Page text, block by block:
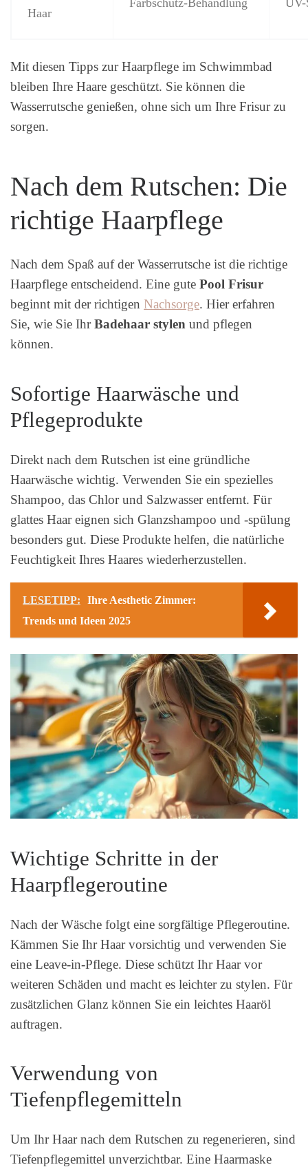
Haar
Mit diesen Tipps zur Haarpflege im Schwimmbad
bleiben Ihre Haare geschützt. Sie können die
Wasserrutsche genießen, ohne sich um Ihre Frisur zu
sorgen.
Nach dem Rutschen: Die
richtige Haarpflege
Nach dem Spaß auf der Wasserrutsche ist die richtige
Haarpflege entscheidend. Eine gute Pool Frisur
beginnt mit der richtigen Nachsorge. Hier erfahren
Sie, wie Sie IhrBadehaar stylen und pflegen
können.
Sofortige Haarwäsche und
Pflegeprodukte
Direkt nach dem Rutschen ist eine gründliche
Haarwäsche wichtig. Verwenden Sie ein spezielles
Shampoo, das Chlor und Salzwasser entfernt. Für
glattes Haar eignen sich Glanzshampoo und -spülung
besonders gut. Diese Produkte helfen, die natürliche
Feuchtigkeit Ihres Haares wiederherzustellen.
LESETIPP:
Ihre Aesthetic Zimmer:
Trends und Ideen 2025
Wichtige Schritte in der
Haarpflegeroutine
Nach der Wäsche folgt eine sorgfältige Pflegeroutine.
Kämmen Sie Ihr Haar vorsichtig und verwenden Sie
eine Leave-in-Pflege. Diese schützt Ihr Haar vor
weiteren Schäden und macht es leichter zu stylen. Für
zusätzlichen Glanz können Sie ein leichtes Haaröl
auftragen.
Verwendung von
Tiefenpflegemitteln
Um Ihr Haar nach dem Rutschen zu regenerieren, sind
Tiefenpflegemittel unverzichtbar. Eine Haarmaske